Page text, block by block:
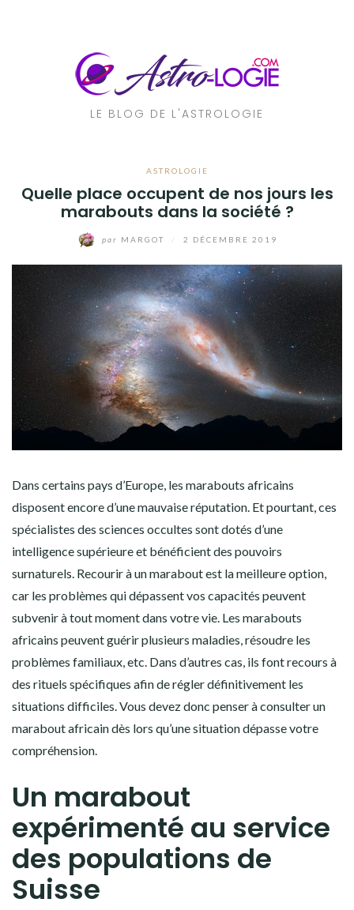
LE BLOG DE L'ASTROLOGIE
ASTROLOGIE
Quelle place occupent de nos jours les
marabouts dans la société ?
par MARGOT 2 DÉCEMBRE 2019
Dans certains pays d’Europe, les marabouts africains
disposent encore d’une mauvaise réputation. Et pourtant, ces
spécialistes des sciences occultes sont dotés d’une
intelligence supérieure et bénéficient des pouvoirs
surnaturels. Recourir à un marabout est la meilleure option,
car les problèmes qui dépassent vos capacités peuvent
subvenir à tout moment dans votre vie. Les marabouts
africains peuvent guérir plusieurs maladies, résoudre les
problèmes familiaux, etc. Dans d’autres cas, ils font recours à
des rituels spécifiques afin de régler définitivement les
situations difficiles. Vous devez donc penser à consulter un
marabout africain dès lors qu’une situation dépasse votre
compréhension.
Un marabout
expérimenté au service
des populations de
Suisse